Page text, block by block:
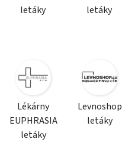
letáky
letáky
Lékárny
EUPHRASIA
letáky
Levnoshop
letáky